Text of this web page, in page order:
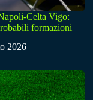
Celta Vigo:
formazioni
2026